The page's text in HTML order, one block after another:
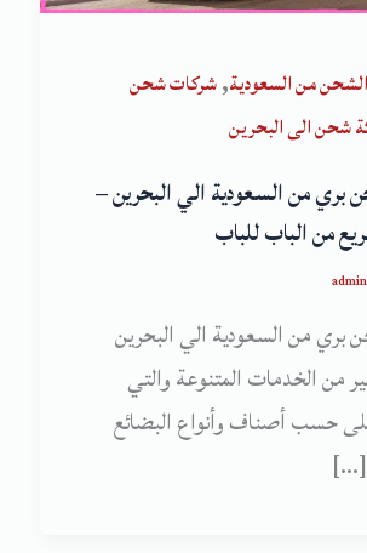
الشحن من السعودية,شركات شحن
شحن الى البحرين
بري من السعودية الي البحرين –
من الباب للباب
admin
بري من السعودية الي البحرين
من الخدمات المتنوعة والتي
حسب أصناف وأنواع البضائع
[…]